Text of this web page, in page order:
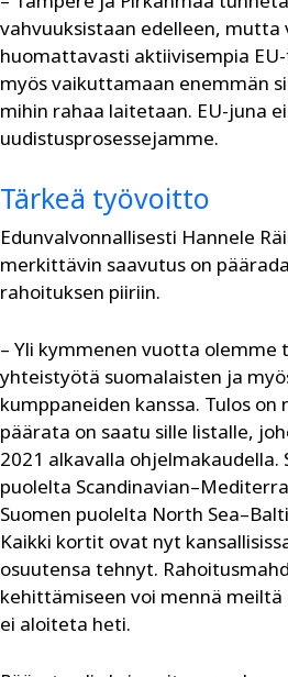
vahvuuksistaan edelleen, mutta
huomattavasti aktiivisempia
myös vaikuttamaan enemmän
mihin rahaa laitetaan. EU-juna
uudistusprosessejamme.
Tärkeä työvoitto
Edunvalvonnallisesti Hannele
merkittävin saavutus on
rahoituksen piiriin.
– Yli kymmenen vuotta olemme
yhteistyötä suomalaisten ja
kumppaneiden kanssa. Tulos
päärata on saatu sille listalle,
2021 alkavalla ohjelmakaudella.
puolelta
Suomen puolelta North
Kaikki kortit ovat nyt
osuutensa tehnyt.
kehittämiseen voi mennä
ei aloiteta heti.